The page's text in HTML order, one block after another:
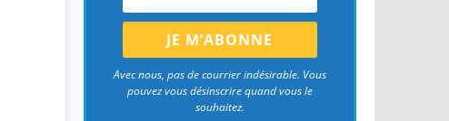
Avec nous, pas de courrier indésirable. Vous
pouvez vous désinscrire quand vous le
souhaitez.